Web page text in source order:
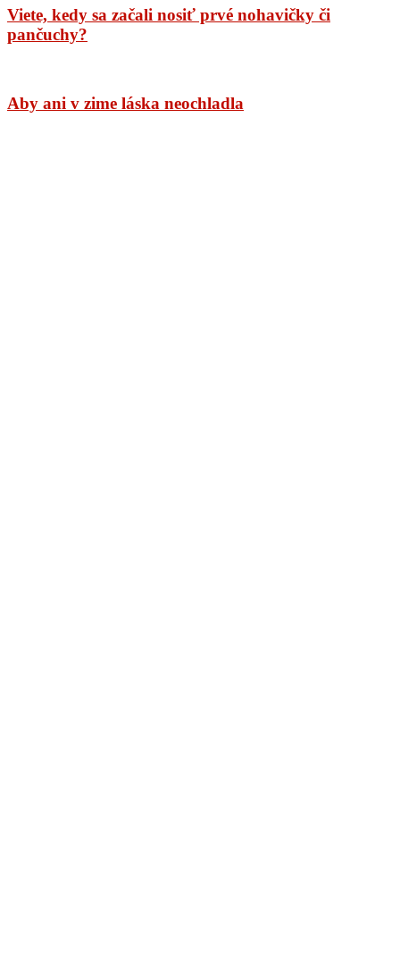
Viete, kedy sa začali nosiť prvé nohavičky či
pančuchy?
Aby ani v zime láska neochladla